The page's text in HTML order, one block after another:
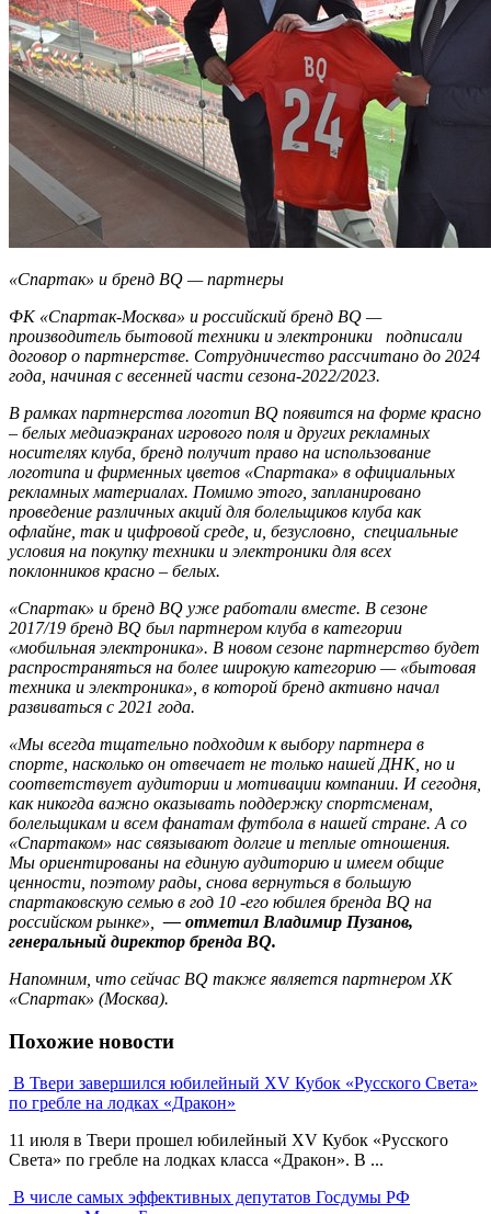
«Спартак» и бренд BQ — партнеры
ФК «Спартак-Москва» и российский бренд BQ —
производитель бытовой техники и электроники подписали
договор о партнерстве. Сотрудничество рассчитано до 2024
года, начиная с весенней части сезона-2022/2023.
В рамках партнерства логотип BQ появится на форме красно
– белых медиаэкранах игрового поля и других рекламных
носителях клуба, бренд получит право на использование
логотипа и фирменных цветов «Спартака» в официальных
рекламных материалах. Помимо этого, запланировано
проведение различных акций для болельщиков клуба как
офлайне, так и цифровой среде, и, безусловно, специальные
условия на покупку техники и электроники для всех
поклонников красно – белых.
«Спартак» и бренд BQ уже работали вместе. В сезоне
2017/19 бренд BQ был партнером клуба в категории
«мобильная электроника». В новом сезоне партнерство будет
распространяться на более широкую категорию — «бытовая
техника и электроника», в которой бренд активно начал
развиваться с 2021 года.
«Мы всегда тщательно подходим к выбору партнера в
спорте, насколько он отвечает не только нашей ДНК, но и
соответствует аудитории и мотивации компании. И сегодня,
как никогда важно оказывать поддержку спортсменам,
болельщикам и всем фанатам футбола в нашей стране. А со
«Спартаком» нас связывают долгие и теплые отношения.
Мы ориентированы на единую аудиторию и имеем общие
ценности, поэтому рады, снова вернуться в большую
спартаковскую семью в год 10 -его юбилея бренда BQ на
российском рынке»,— отметил Владимир Пузанов,
генеральный директор бренда BQ.
Напомним, что сейчас BQ также является партнером ХК
«Спартак» (Москва).
Похожие новости
В Твери завершился юбилейный XV Кубок «Русского Света»
по гребле на лодках «Дракон»
11 июля в Твери прошел юбилейный XV Кубок «Русского
Света» по гребле на лодках класса «Дракон». В ...
В числе самых эффективных депутатов Госдумы РФ